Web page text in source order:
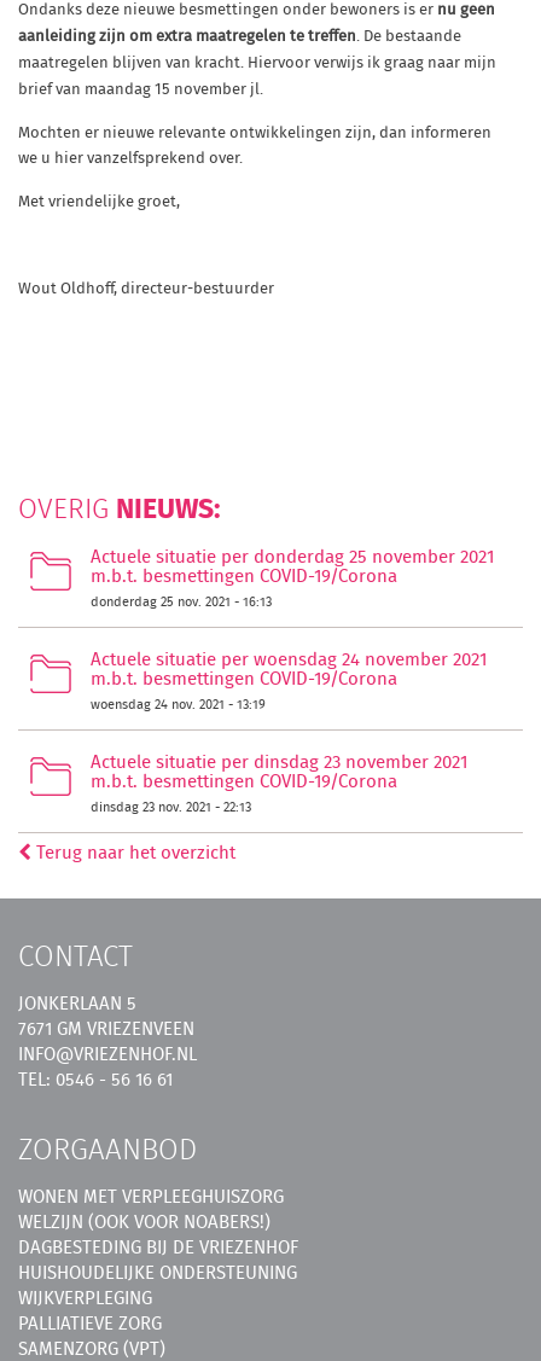
Ondanks deze nieuwe besmettingen onder bewoners is er nu geen
aanleiding zijn om extra maatregelen te treffen. De bestaande
maatregelen blijven van kracht. Hiervoor verwijs ik graag naar mijn
brief van maandag 15 november jl.
Mochten er nieuwe relevante ontwikkelingen zijn, dan informeren
we u hier vanzelfsprekend over.
Met vriendelijke groet,
Wout Oldhoff, directeur-bestuurder
OVERIG NIEUWS:
Actuele situatie per donderdag 25 november 2021
m.b.t. besmettingen COVID-19/Corona
donderdag 25 nov. 2021 - 16:13
Actuele situatie per woensdag 24 november 2021
m.b.t. besmettingen COVID-19/Corona
woensdag 24 nov. 2021 - 13:19
Actuele situatie per dinsdag 23 november 2021
m.b.t. besmettingen COVID-19/Corona
dinsdag 23 nov. 2021 - 22:13
Terug naar het overzicht
CONTACT
JONKERLAAN 5
7671 GM VRIEZENVEEN
INFO@VRIEZENHOF.NL
TEL: 0546 - 56 16 61
ZORGAANBOD
WONEN MET VERPLEEGHUISZORG
WELZIJN (OOK VOOR NOABERS!)
DAGBESTEDING BIJ DE VRIEZENHOF
HUISHOUDELIJKE ONDERSTEUNING
WIJKVERPLEGING
PALLIATIEVE ZORG
SAMENZORG (VPT)